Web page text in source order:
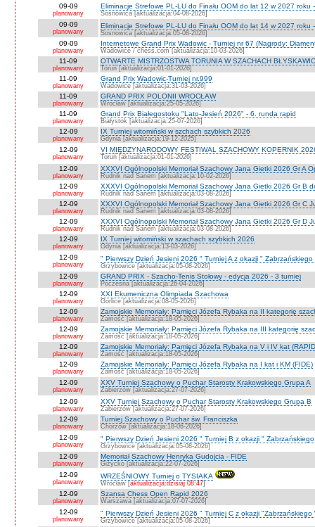
09-09
planowany
Eliminacje Strefowe PL-LU do Finału OOM do lat 12 w 2027 roku
Sosnowica [aktualizacja:04-08-2026]
09-09
planowany
Eliminacje Strefowe PL-LU do Finału OOM do lat 14 w 2027 roku
Sosnowica [aktualizacja:05-08-2026]
09-09
planowany
Internetowe Grand Prix Wadowic - Turniej nr 67 (Nagrody:
Wadowice / chess.com [aktualizacja:10-03-2026]
11-09
planowany
OTWARTE MISTRZOSTWA TORUNIA W SZACHACH
Toruń [aktualizacja:01-01-2026]
11-09
planowany
Grand Prix Wadowic-Turniej nr.999
Wadowice [aktualizacja:31-03-2026]
11-09
planowany
GRAND PRIX POLONII WROCŁAW
Wrocław [aktualizacja:25-05-2026]
11-09
planowany
Grand Prix Białegostoku "Lato-Jesień 2026" - 6. runda rapid
Białystok [aktualizacja:25-07-2026]
12-09
planowany
IX Turniej witomiński w szchach szybkich 2026
Gdynia [aktualizacja:19-12-2025]
12-09
planowany
VI MIĘDZYNARODOWY FESTIWAL SZACHOWY KOPERNIK
Toruń [aktualizacja:01-01-2026]
12-09
planowany
XXXVI Ogólnopolski Memoriał Szachowy Jana Gietki 2026 Gr A
Rudnik nad Sanem [aktualizacja:10-02-2026]
12-09
planowany
XXXVI Ogólnopolski Memoriał Szachowy Jana Gietki 2026 Gr B
Rudnik nad Sanem [aktualizacja:03-08-2026]
12-09
planowany
XXXVI Ogólnopolski Memoriał Szachowy Jana Gietki 2026 Gr C
Rudnik nad Sanem [aktualizacja:03-08-2026]
12-09
planowany
XXXVI Ogólnopolski Memoriał Szachowy Jana Gietki 2026 Gr D
Rudnik nad Sanem [aktualizacja:03-08-2026]
12-09
planowany
IX Turniej witomiński w szachach szybkich 2026
Gdynia [aktualizacja:13-03-2026]
12-09
planowany
" Pierwszy Dzień Jesieni 2026 " Turniej A z okazji " Zabrzańskiego
Grzybowice [aktualizacja:05-08-2026]
12-09
planowany
GRAND PRIX - Szacho-Tenis Stołowy - edycja 2026 - 3 turniej
Poczesna [aktualizacja:26-04-2026]
12-09
planowany
XXI Ekumeniczna Olimpiada Szachowa
Gorlice [aktualizacja:08-05-2026]
12-09
planowany
Zamojskie Memoriały: Pamięci Józefa Rybaka na II kategorię
Zamość [aktualizacja:18-05-2026]
12-09
planowany
Zamojskie Memoriały: Pamięci Józefa Rybaka na III kategorię
Zamość [aktualizacja:18-05-2026]
12-09
planowany
Zamojskie Memoriały: Pamięci Józefa Rybaka na V i IV kat
Zamość [aktualizacja:18-05-2026]
12-09
planowany
Zamojskie Memoriały: Pamięci Józefa Rybaka na I kat i KM (FIDE)
Zamość [aktualizacja:18-05-2026]
12-09
planowany
XXV Turniej Szachowy o Puchar Starosty Krakowskiego Grupa A
Zabierzów [aktualizacja:27-07-2026]
12-09
planowany
XXV Turniej Szachowy o Puchar Starosty Krakowskiego Grupa B
Zabierzów [aktualizacja:27-07-2026]
12-09
planowany
Turniej Szachowy o Puchar św. Franciszka
Chorzów [aktualizacja:18-06-2026]
12-09
planowany
" Pierwszy Dzień Jesieni 2026 " Turniej B z okazji "
Grzybowice [aktualizacja:05-08-2026]
12-09
planowany
Memoriał Szachowy Henryka Gudojcia - FIDE
Giżycko [aktualizacja:22-07-2026]
12-09
planowany
WRZEŚNIOWY Turniej o TYSIAKA
Wrocław [aktualizacja:dzisiaj 08:47]
12-09
planowany
Szansa Chess Open Rapid 2026
Warszawa [aktualizacja:07-07-2026]
12-09
planowany
" Pierwszy Dzień Jesieni 2026 " Turniej C z okazji "Zabrzańskiego
Grzybowice [aktualizacja:05-08-2026]